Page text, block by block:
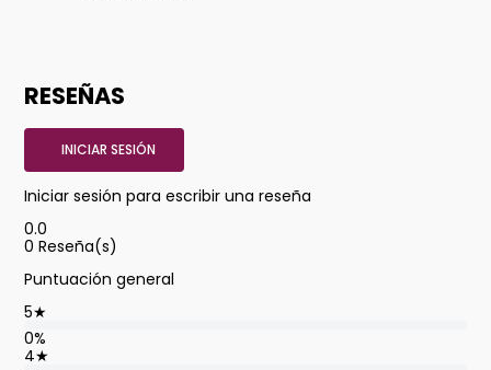
RESEÑAS
INICIAR SESIÓN
Iniciar sesión para escribir una reseña
0.0
0 Reseña(s)
Puntuación general
5★
0%
4★